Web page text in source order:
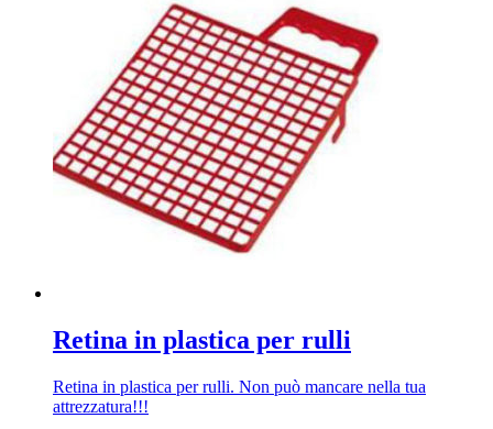
Retina in plastica per rulli
Retina in plastica per rulli. Non può mancare nella tua
attrezzatura!!!